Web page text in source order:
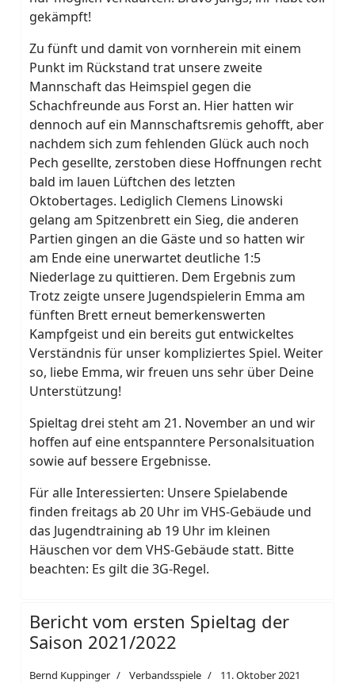
gekämpft!
Zu fünft und damit von vornherein mit einem
Punkt im Rückstand trat unsere zweite
Mannschaft das Heimspiel gegen die
Schachfreunde aus Forst an. Hier hatten wir
dennoch auf ein Mannschaftsremis gehofft, aber
nachdem sich zum fehlenden Glück auch noch
Pech gesellte, zerstoben diese Hoffnungen recht
bald im lauen Lüftchen des letzten
Oktobertages. Lediglich Clemens Linowski
gelang am Spitzenbrett ein Sieg, die anderen
Partien gingen an die Gäste und so hatten wir
am Ende eine unerwartet deutliche 1:5
Niederlage zu quittieren. Dem Ergebnis zum
Trotz zeigte unsere Jugendspielerin Emma am
fünften Brett erneut bemerkenswerten
Kampfgeist und ein bereits gut entwickeltes
Verständnis für unser kompliziertes Spiel. Weiter
so, liebe Emma, wir freuen uns sehr über Deine
Unterstützung!
Spieltag drei steht am 21. November an und wir
hoffen auf eine entspanntere Personalsituation
sowie auf bessere Ergebnisse.
Für alle Interessierten: Unsere Spielabende
finden freitags ab 20 Uhr im VHS-Gebäude und
das Jugendtraining ab 19 Uhr im kleinen
Häuschen vor dem VHS-Gebäude statt. Bitte
beachten: Es gilt die 3G-Regel.
Bericht vom ersten Spieltag der
Saison 2021/2022
Bernd Kuppinger Verbandsspiele 11. Oktober 2021